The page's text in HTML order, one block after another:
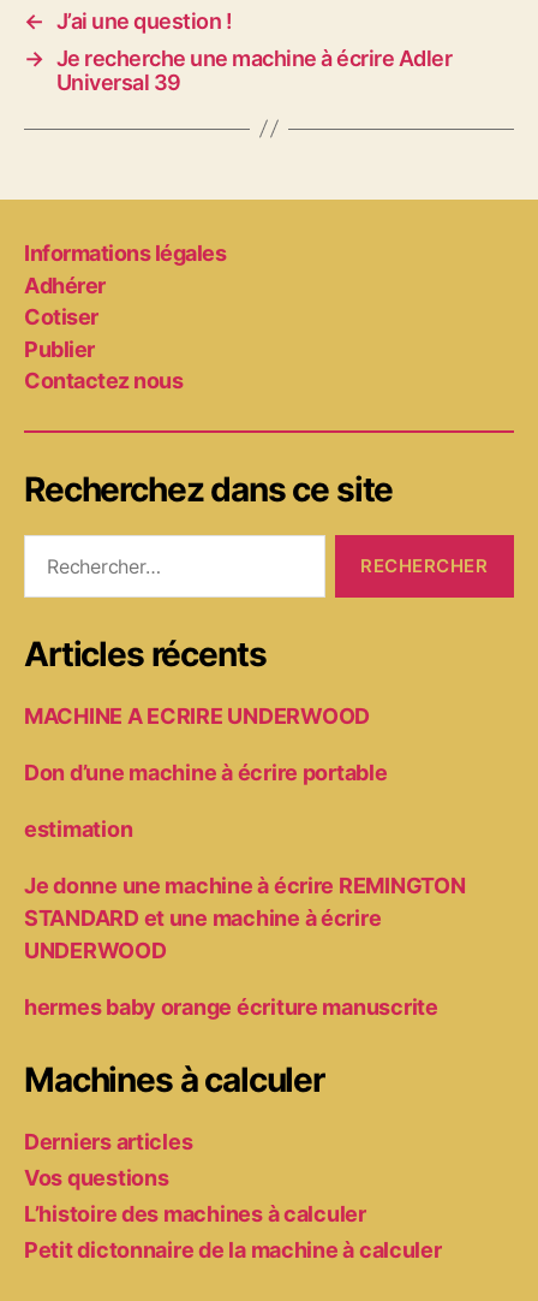
← J’ai une question !
→ Je recherche une machine à écrire Adler
Universal 39
Informations légales
Adhérer
Cotiser
Publier
Contactez nous
Recherchez dans ce site
Articles récents
MACHINE A ECRIRE UNDERWOOD
Don d’une machine à écrire portable
estimation
Je donne une machine à écrire REMINGTON
STANDARD et une machine à écrire
UNDERWOOD
hermes baby orange écriture manuscrite
Machines à calculer
Derniers articles
Vos questions
L’histoire des machines à calculer
Petit dictonnaire de la machine à calculer